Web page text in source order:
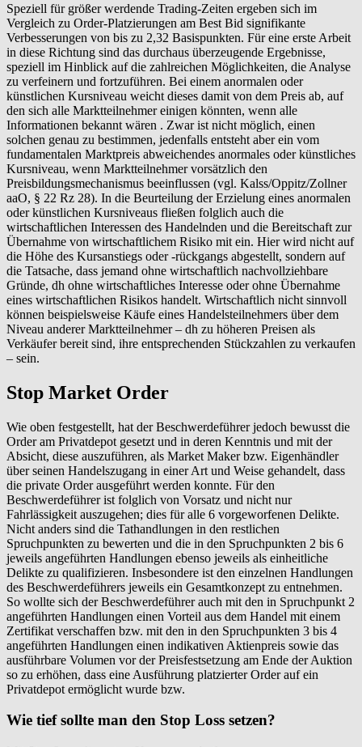
Speziell für größer werdende Trading-Zeiten ergeben sich im
Vergleich zu Order-Platzierungen am Best Bid signifikante
Verbesserungen von bis zu 2,32 Basispunkten. Für eine erste Arbeit
in diese Richtung sind das durchaus überzeugende Ergebnisse,
speziell im Hinblick auf die zahlreichen Möglichkeiten, die Analyse
zu verfeinern und fortzuführen. Bei einem anormalen oder
künstlichen Kursniveau weicht dieses damit von dem Preis ab, auf
den sich alle Marktteilnehmer einigen könnten, wenn alle
Informationen bekannt wären . Zwar ist nicht möglich, einen
solchen genau zu bestimmen, jedenfalls entsteht aber ein vom
fundamentalen Marktpreis abweichendes anormales oder künstliches
Kursniveau, wenn Marktteilnehmer vorsätzlich den
Preisbildungsmechanismus beeinflussen (vgl. Kalss/Oppitz/Zollner
aaO, § 22 Rz 28). In die Beurteilung der Erzielung eines anormalen
oder künstlichen Kursniveaus fließen folglich auch die
wirtschaftlichen Interessen des Handelnden und die Bereitschaft zur
Übernahme von wirtschaftlichem Risiko mit ein. Hier wird nicht auf
die Höhe des Kursanstiegs oder -rückgangs abgestellt, sondern auf
die Tatsache, dass jemand ohne wirtschaftlich nachvollziehbare
Gründe, dh ohne wirtschaftliches Interesse oder ohne Übernahme
eines wirtschaftlichen Risikos handelt. Wirtschaftlich nicht sinnvoll
können beispielsweise Käufe eines Handelsteilnehmers über dem
Niveau anderer Marktteilnehmer – dh zu höheren Preisen als
Verkäufer bereit sind, ihre entsprechenden Stückzahlen zu verkaufen
– sein.
Stop Market Order
Wie oben festgestellt, hat der Beschwerdeführer jedoch bewusst die
Order am Privatdepot gesetzt und in deren Kenntnis und mit der
Absicht, diese auszuführen, als Market Maker bzw. Eigenhändler
über seinen Handelszugang in einer Art und Weise gehandelt, dass
die private Order ausgeführt werden konnte. Für den
Beschwerdeführer ist folglich von Vorsatz und nicht nur
Fahrlässigkeit auszugehen; dies für alle 6 vorgeworfenen Delikte.
Nicht anders sind die Tathandlungen in den restlichen
Spruchpunkten zu bewerten und die in den Spruchpunkten 2 bis 6
jeweils angeführten Handlungen ebenso jeweils als einheitliche
Delikte zu qualifizieren. Insbesondere ist den einzelnen Handlungen
des Beschwerdeführers jeweils ein Gesamtkonzept zu entnehmen.
So wollte sich der Beschwerdeführer auch mit den in Spruchpunkt 2
angeführten Handlungen einen Vorteil aus dem Handel mit einem
Zertifikat verschaffen bzw. mit den in den Spruchpunkten 3 bis 4
angeführten Handlungen einen indikativen Aktienpreis sowie das
ausführbare Volumen vor der Preisfestsetzung am Ende der Auktion
so zu erhöhen, dass eine Ausführung platzierter Order auf ein
Privatdepot ermöglicht wurde bzw.
Wie tief sollte man den Stop Loss setzen?